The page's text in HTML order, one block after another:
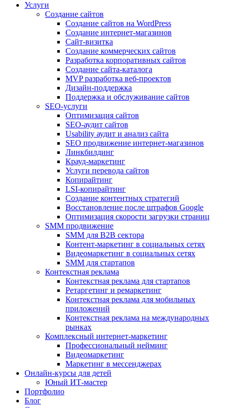
Услуги
Создание сайтов
Создание сайтов на WordPress
Создание интернет-магазинов
Сайт-визитка
Создание коммерческих сайтов
Разработка корпоративных сайтов
Создание сайта-каталога
MVP разработка веб-проектов
Дизайн-поддержка
Поддержка и обслуживание сайтов
SEO-услуги
Оптимизация сайтов
SEO-аудит сайтов
Usability аудит и анализ сайта
SEO продвижение интернет-магазинов
Линкбилдинг
Крауд-маркетинг
Услуги перевода сайтов
Копирайтинг
LSI-копирайтинг
Создание контентных стратегий
Восстановление после штрафов Google
Оптимизация скорости загрузки страниц
SMM продвижение
SMM для B2B сектора
Контент-маркетинг в социальных сетях
Видеомаркетинг в социальных сетях
SMM для стартапов
Контекстная реклама
Контекстная реклама для стартапов
Ретаргетинг и ремаркетинг
Контекстная реклама для мобильных
приложений
Контекстная реклама на международных
рынках
Комплексный интернет-маркетинг
Профессиональный нейминг
Видеомаркетинг
Маркетинг в мессенджерах
Онлайн-курсы для детей
Юный ИТ-мастер
Портфолио
Блог